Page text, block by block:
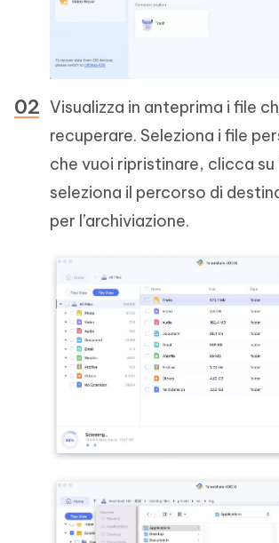
Visualizza in anteprima i file
recuperare. Seleziona i file
che vuoi ripristinare, clicca su
seleziona il percorso di
per l’archiviazione.